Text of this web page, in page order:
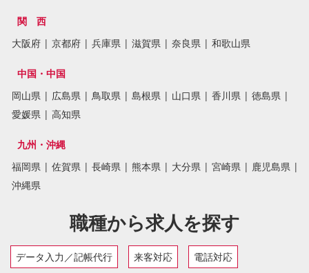
関 西
大阪府 | 京都府 | 兵庫県 | 滋賀県 | 奈良県 | 和歌山県
中国・中国
岡山県 | 広島県 | 鳥取県 | 島根県 | 山口県 | 香川県 | 徳島県 |
愛媛県 | 高知県
九州・沖縄
福岡県 | 佐賀県 | 長崎県 | 熊本県 | 大分県 | 宮崎県 | 鹿児島県 |
沖縄県
職種から求人を探す
データ入力／記帳代行 来客対応 電話対応